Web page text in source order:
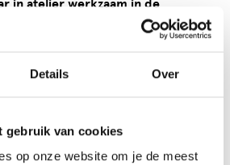
Details Over
gebruik van cookies
op onze website om je de meest
in atelier werkzaam in de
tekenen, collages en ruimtelijk
voor het maken van
als expositieruimte met
12 jaar en eenmalige workshops
op aanvraag. Ook is het